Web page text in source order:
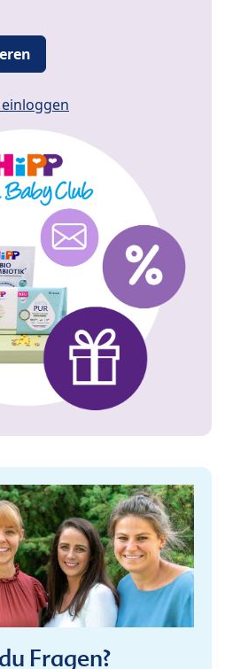
einloggen
Fragen?